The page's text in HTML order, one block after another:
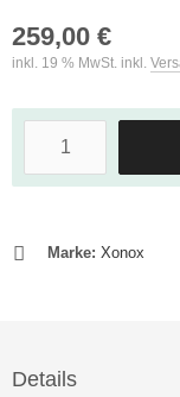
259,00 €
inkl. 19 % MwSt. inkl.
Marke: Xonox
Details